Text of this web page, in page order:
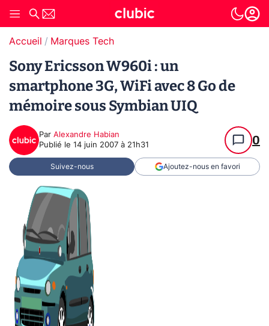
Accueil Marques Tech
Sony Ericsson W960i : un
smartphone 3G, WiFi avec 8 Go de
mémoire sous Symbian UIQ
Par Alexandre Habian
Publié le 14 juin 2007 à 21h31 0
Suivez-nous Ajoutez-nous en favori